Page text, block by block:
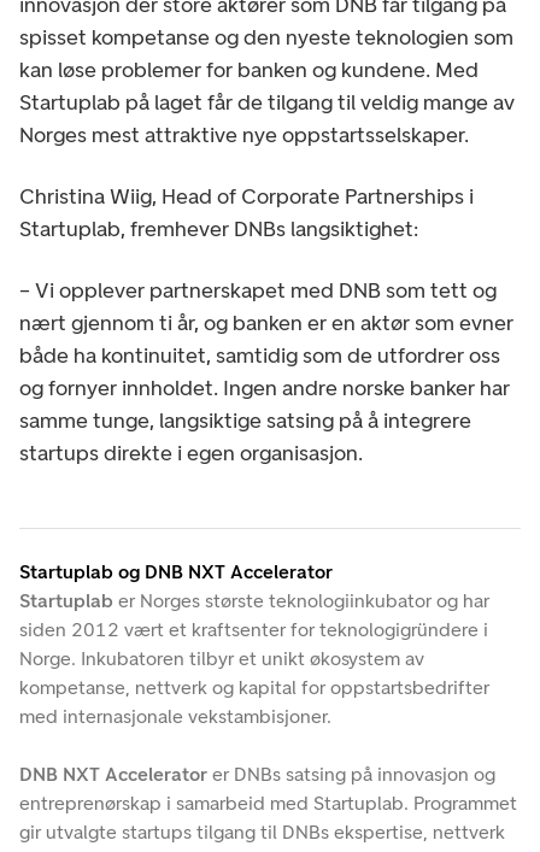
spisset kompetanse og den nyeste teknologien som
kan løse problemer for banken og kundene. Med
Startuplab på laget får de tilgang til veldig mange av
Norges mest attraktive nye oppstartsselskaper.
Christina Wiig, Head of Corporate Partnerships i
Startuplab, fremhever DNBs langsiktighet:
– Vi opplever partnerskapet med DNB som tett og
nært gjennom ti år, og banken er en aktør som evner
både ha kontinuitet, samtidig som de utfordrer oss
og fornyer innholdet. Ingen andre norske banker har
samme tunge, langsiktige satsing på å integrere
startups direkte i egen organisasjon.
Startuplab og DNB NXT Accelerator
Startuplab er Norges største teknologiinkubator og har
siden 2012 vært et kraftsenter for teknologigründere i
Norge. Inkubatoren tilbyr et unikt økosystem av
kompetanse, nettverk og kapital for oppstartsbedrifter
med internasjonale vekstambisjoner.
DNB NXT Accelerator er DNBs satsing på innovasjon og
entreprenørskap i samarbeid med Startuplab. Programmet
gir utvalgte startups tilgang til DNBs ekspertise, nettverk